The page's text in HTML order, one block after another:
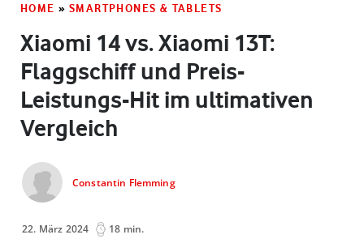
HOME » SMARTPHONES & TABLETS
Xiaomi 14 vs. Xiaomi 13T:
Flaggschiff und Preis-
Leistungs-Hit im ultimativen
Vergleich
Constantin Flemming
22. März 2024 18 min.